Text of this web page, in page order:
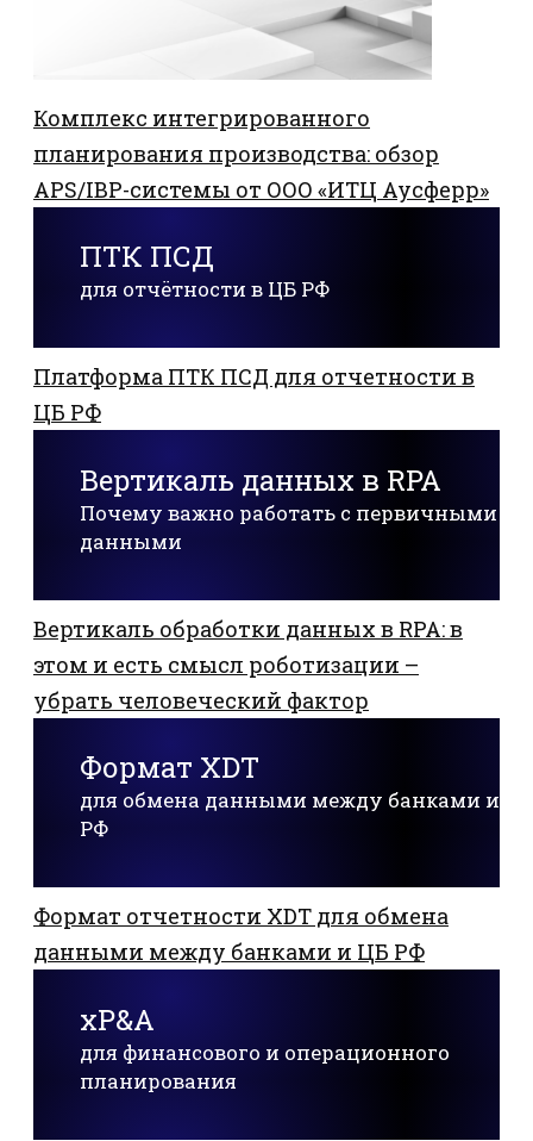
Комплекс интегрированного
планирования производства: обзор
APS/IBP-системы от ООО «ИТЦ Аусферр»
ПТК ПСД
для отчётности в ЦБ РФ
Платформа ПТК ПСД для отчетности в
ЦБ РФ
Вертикаль данных в RPA
Почему важно работать с первичными
данными
Вертикаль обработки данных в RPA: в
этом и есть смысл роботизации –
убрать человеческий фактор
Формат XDT
для обмена данными между банками и ЦБ
РФ
Формат отчетности XDT для обмена
данными между банками и ЦБ РФ
xP&A
для финансового и операционного
планирования